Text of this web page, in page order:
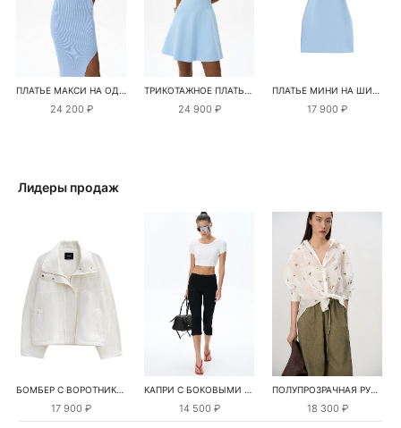
ПЛАТЬЕ МАКСИ НА ОДНО ПЛЕЧО
24 200 ₽
ТРИКОТАЖНОЕ ПЛАТЬЕ МИНИ
24 900 ₽
ПЛАТЬЕ МИНИ НА ШИРОКИХ БРЕТЕЛЯХ
17 900 ₽
Лидеры продаж
БОМБЕР С ВОРОТНИКОМ-СТОЙКОЙ
17 900 ₽
КАПРИ С БОКОВЫМИ РАЗРЕЗАМИ
14 500 ₽
ПОЛУПРОЗРАЧНАЯ РУБАШКА С РОМАШКАМИ
18 300 ₽